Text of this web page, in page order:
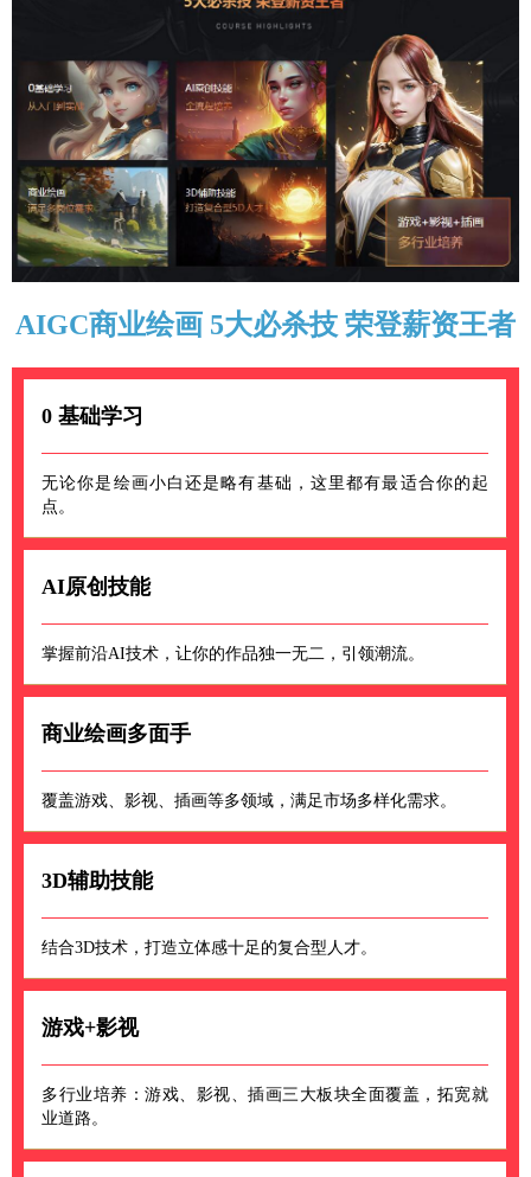
AIGC商业绘画 5大必杀技 荣登薪资王者
0 基础学习
无论你是绘画小白还是略有基础，这里都有最适合你的起
点。
AI原创技能
掌握前沿AI技术，让你的作品独一无二，引领潮流。
商业绘画多面手
覆盖游戏、影视、插画等多领域，满足市场多样化需求。
3D辅助技能
结合3D技术，打造立体感十足的复合型人才。
游戏+影视
多行业培养：游戏、影视、插画三大板块全面覆盖，拓宽就
业道路。